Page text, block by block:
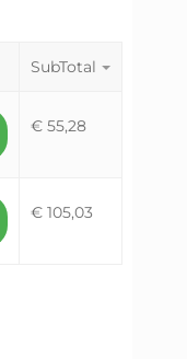
SubTotal
€55,28
€105,03